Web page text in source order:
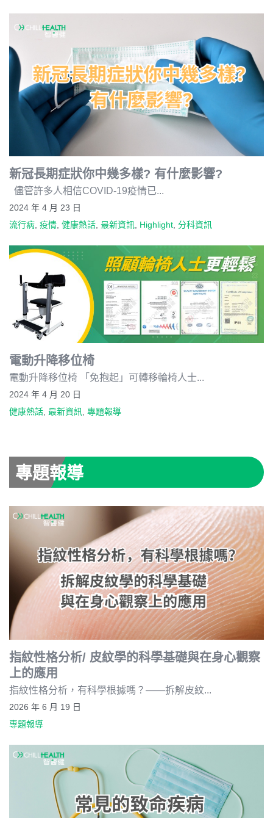
新冠長期症狀你中幾多樣? 有什麼影響?
儘管許多人相信COVID-19疫情已...
2024 年 4 月 23 日
流行病 疫情 健康熱話 最新資訊 Highlight 分科資訊
電動升降移位椅
電動升降移位椅 「免抱起」可轉移輪椅人士...
2024 年 4 月 20 日
健康熱話 最新資訊 專題報導
專題報導
指紋性格分析/ 皮紋學的科學基礎與在身心觀察
上的應用
指紋性格分析，有科學根據嗎？——拆解皮紋...
2026 年 6 月 19 日
專題報導